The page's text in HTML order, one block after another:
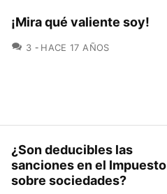
¡Mira qué valiente soy!
3 COMENTARIOS
HACE 17 AÑOS
¿Son deducibles las
sanciones en el Impuesto
sobre sociedades?